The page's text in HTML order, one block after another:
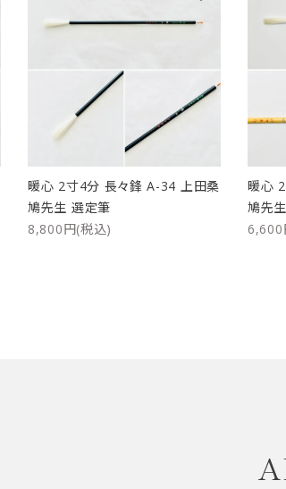
暖心 2寸4分 長々鋒 A-34 上田桑
鳩先生 選定筆
8,800円(税込)
暖心
鳩先
6,600